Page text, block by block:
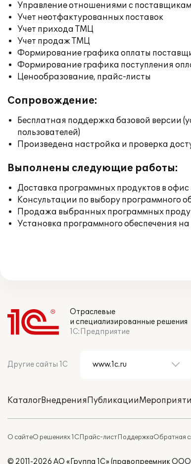
Управление отношениями с
Учет неотфактурованных поставок
Учет прихода ТМЦ
Учет продаж ТМЦ
Формирование графика оплаты
Формирование графика поступления
Ценообразование, прайс-листы
Сопровождение:
Бесплатная поддержка базовой версии
пользователей)
Произведена настройка и проверка
Выполнены следующие работы:
Доставка программных продуктов в офис
Консультации по выбору программного
Продажа выбранных программных
Установка программного обеспечения
Отраслевые
и специализированные решения
1С:Предприятие
Другие сайты 1С
КаталогВнедренияПубликации
О сайтеО решениях 1СПрайс-листПоддержкаОбратная
© 2011-2026 АО «Группа 1С» (правопреемник